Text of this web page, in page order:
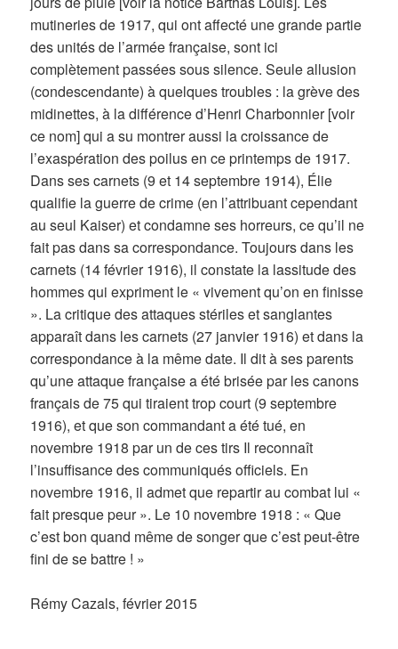
mutineries de 1917, qui ont affecté une grande partie
des unités de l’armée française, sont ici
complètement passées sous silence. Seule allusion
(condescendante) à quelques troubles : la grève des
midinettes, à la différence d’Henri Charbonnier [voir
ce nom] qui a su montrer aussi la croissance de
l’exaspération des poilus en ce printemps de 1917.
Dans ses carnets (9 et 14 septembre 1914), Élie
qualifie la guerre de crime (en l’attribuant cependant
au seul Kaiser) et condamne ses horreurs, ce qu’il ne
fait pas dans sa correspondance. Toujours dans les
carnets (14 février 1916), il constate la lassitude des
hommes qui expriment le « vivement qu’on en finisse
». La critique des attaques stériles et sanglantes
apparaît dans les carnets (27 janvier 1916) et dans la
correspondance à la même date. Il dit à ses parents
qu’une attaque française a été brisée par les canons
français de 75 qui tiraient trop court (9 septembre
1916), et que son commandant a été tué, en
novembre 1918 par un de ces tirs Il reconnaît
l’insuffisance des communiqués officiels. En
novembre 1916, il admet que repartir au combat lui «
fait presque peur ». Le 10 novembre 1918 : « Que
c’est bon quand même de songer que c’est peut-être
fini de se battre ! »
Rémy Cazals, février 2015